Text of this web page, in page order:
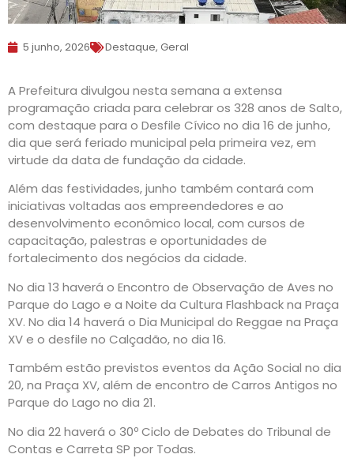
5 junho, 2026 Destaque, Geral
A Prefeitura divulgou nesta semana a extensa
programação criada para celebrar os 328 anos de Salto,
com destaque para o Desfile Cívico no dia 16 de junho,
dia que será feriado municipal pela primeira vez, em
virtude da data de fundação da cidade.
Além das festividades, junho também contará com
iniciativas voltadas aos empreendedores e ao
desenvolvimento econômico local, com cursos de
capacitação, palestras e oportunidades de
fortalecimento dos negócios da cidade.
No dia 13 haverá o Encontro de Observação de Aves no
Parque do Lago e a Noite da Cultura Flashback na Praça
XV. No dia 14 haverá o Dia Municipal do Reggae na Praça
XV e o desfile no Calçadão, no dia 16.
Também estão previstos eventos da Ação Social no dia
20, na Praça XV, além de encontro de Carros Antigos no
Parque do Lago no dia 21.
No dia 22 haverá o 30º Ciclo de Debates do Tribunal de
Contas e Carreta SP por Todas.